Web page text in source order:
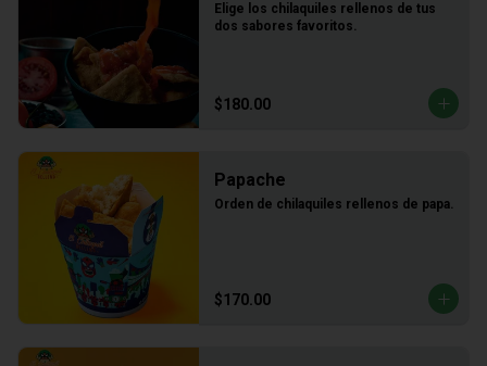
Elige los chilaquiles rellenos de tus
dos sabores favoritos.
$180.00
Papache
Orden de chilaquiles rellenos de papa.
$170.00